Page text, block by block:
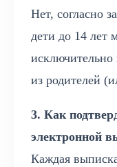
Нет, согласно
дети до 14 лет
исключительно
из родителей
3. Как
электронной
Каждая